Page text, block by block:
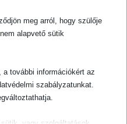
amelyekről könnyen
Megkérte a segítőjét,
metróban utazik, és nincs
valakivel, akkor még
valakiről. Voltak fényképpel
meg arról, hogy szülője
alapvető sütik
további információkért az
szabályzatunkat.